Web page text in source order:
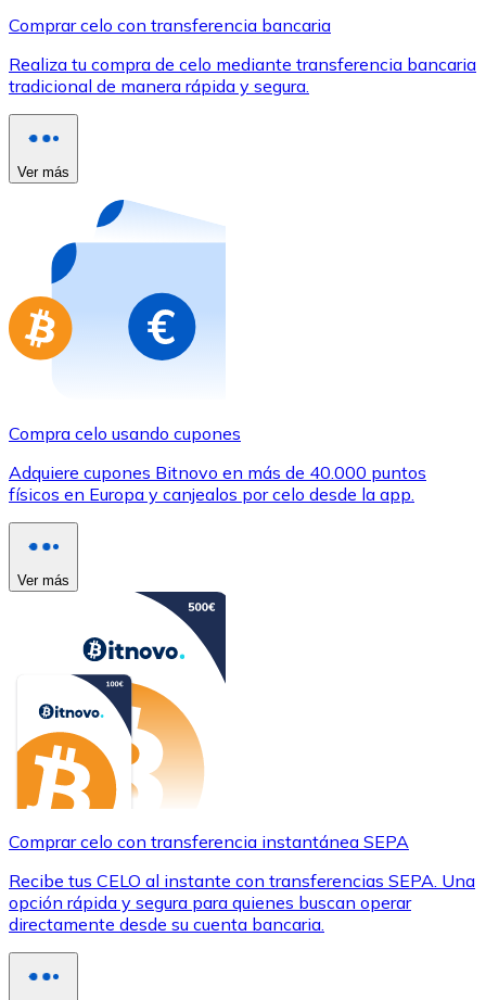
Utiliza tarjetas Visa y Mastercard para comprar
Comprar con tarjeta
Compra tarjetas regalo de tus marcas favoritas con
Ir a la tienda de tarjetas regalo
Comprar celo con transferencia bancaria
Realiza tu compra de celo mediante transferencia bancaria
tradicional de manera rápida y segura.
Ver más
Compra celo usando cupones
Adquiere cupones Bitnovo en más de 40.000 puntos
físicos en Europa y canjealos por celo desde la app.
Ver más
Comprar celo con transferencia instantánea SEPA
Recibe tus CELO al instante con transferencias SEPA. Una
opción rápida y segura para quienes buscan operar
directamente desde su cuenta bancaria.